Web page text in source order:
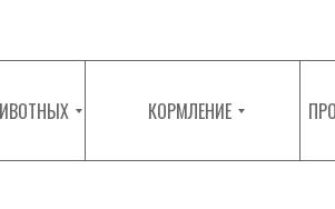
ШЕСТВИЯ
КОРМЛЕНИЕ